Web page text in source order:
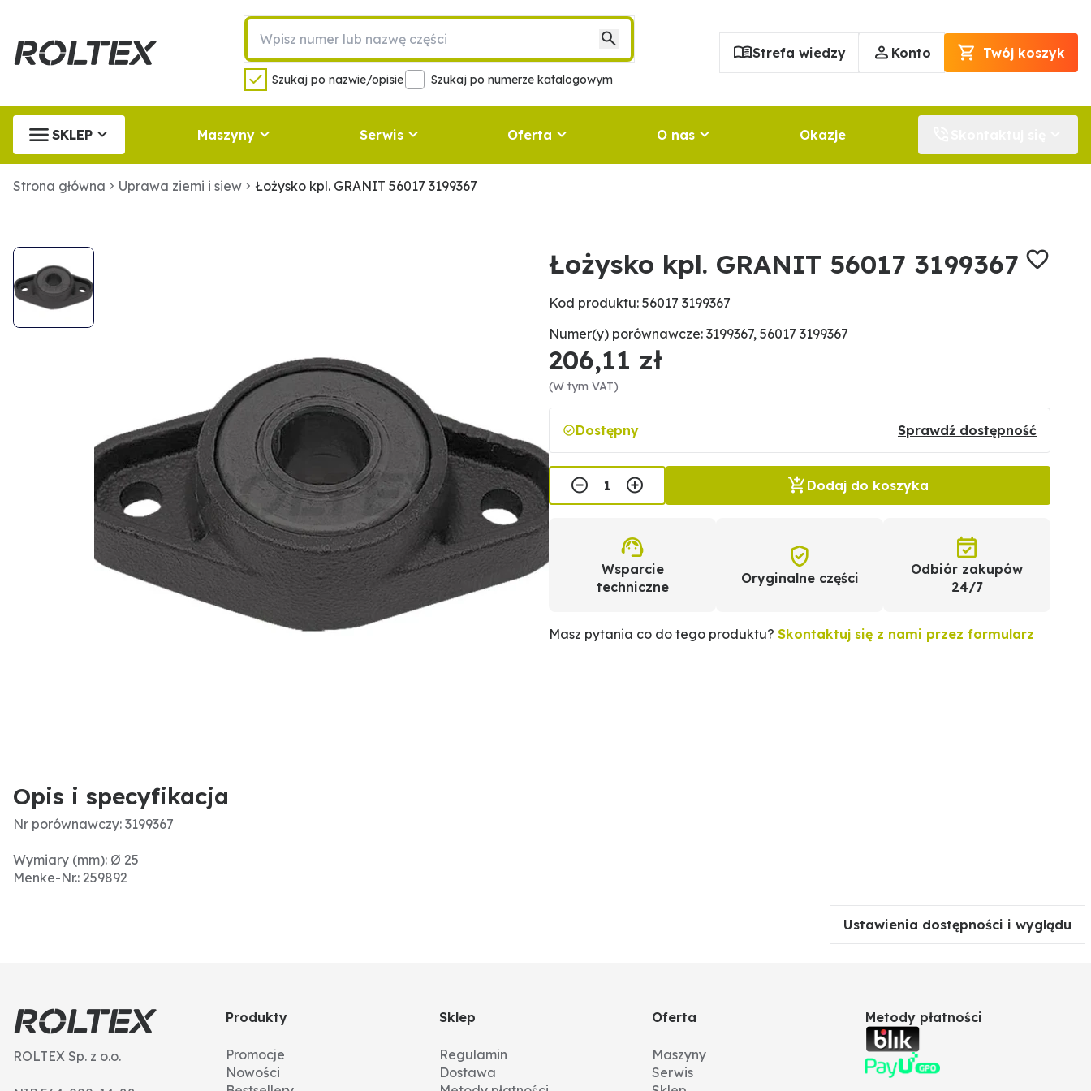
Szukaj po nazwie/opisie Szukaj po numerze katalogowym
Strefa wiedzy Konto Twój koszyk
SKLEP Maszyny Serwis Oferta O nas Okazje
Strona główna Uprawa ziemi i siew Łożysko kpl. GRANIT 56017 3199367
Łożysko kpl. GRANIT 56017 3199367
Kod produktu: 56017 3199367
Numer(y) porównawcze: 3199367, 56017 3199367
206,11 zł
(W tym VAT)
Dostępny Sprawdź dostępność
Dodaj do koszyka
Wsparcie
techniczne
Oryginalne części
Odbiór zakupów
24/7
Masz pytania co do tego produktu? Skontaktuj się z nami przez formularz
Opis i specyfikacja
Nr porównawczy: 3199367
Wymiary (mm): Ø 25
Menke-Nr.: 259892
Ustawienia dostępności i wyglądu
ROLTEX Sp. z o.o.
Produkty
Promocje
Nowości
Sklep
Regulamin
Dostawa
Oferta
Maszyny
Serwis
Metody płatności